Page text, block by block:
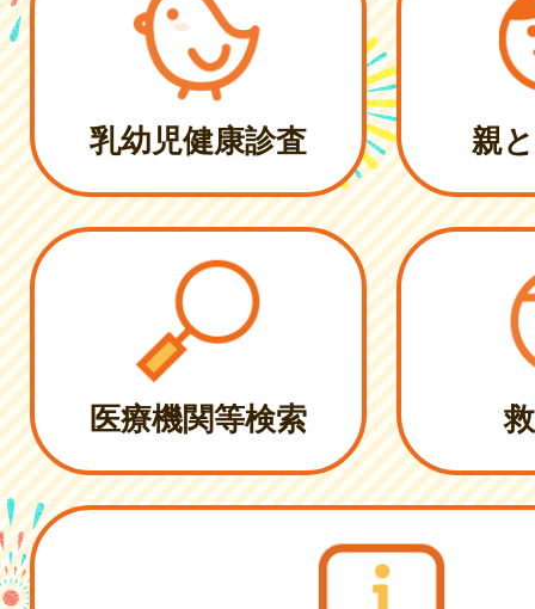
乳幼児健康診査 親
医療機関等検索